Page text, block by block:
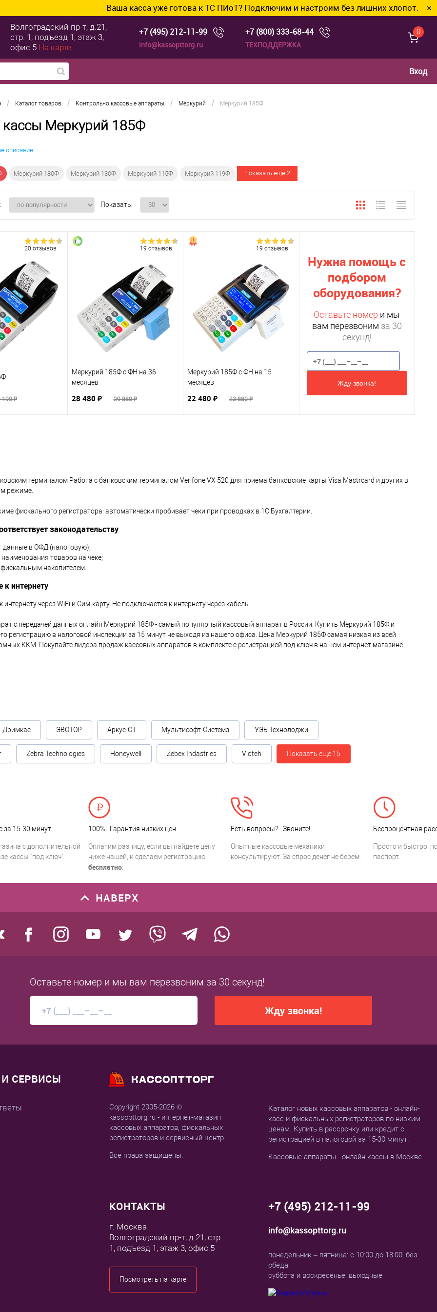
Ваша касса уже готова к ТС ПИоТ? Подключим и настроим без лишних хлопот. ✕
Волгоградский пр-т, д.21,
стр. 1, подъезд 1, этаж 3,
офис 5 На карте
+7 (495) 212-11-99
info@kassopttorg.ru
+7 (800) 333-68-44
ТЕХПОДДЕРЖКА
0
Вход
/ Каталог товаров / Контрольно кассовые аппараты / Меркурий / Меркурий 185Ф
Меркурий 185Ф
описание
Меркурий 180Ф Меркурий 130Ф Меркурий 115Ф Меркурий 119Ф Показать еще 2
Показать:
20 отзывов
190 ₽
19 отзывов
Меркурий 185Ф с ФН на 36
месяцев
28 480 ₽ 29 880 ₽
19 отзывов
Меркурий 185Ф с ФН на 15
месяцев
22 480 ₽ 23 880 ₽
Нужна помощь с
подбором
оборудования?
Оставьте номер и мы
вам перезвоним за 30
секунд!
Жду звонка!
терминалом Работа с банковским терминалом Verifone VX 520 для приема банковские карты Visa Mastrcard и других в
режиме.
фискального регистратора: автоматически пробивает чеки при проводках в 1С Бухгалтерии.
законодательству
данные в ОФД (налоговую);
наименования товаров на чеке;
накопителем.
интернету
интернету через WiFi и Сим-карту. Не подключается к интернету через кабель.
с передачей данных онлайн Меркурий 185Ф - самый популярный кассовый аппарат в России. Купить Меркурий 185Ф и
регистрацию в налоговой инспекции за 15 минут не выходя из нашего офиса. Цена Меркурий 185Ф самая низкая из всей
ККМ. Покупайте лидера продаж кассовых аппаратов в комплекте с регистрацией под ключ в нашем интернет магазине.
Дримкас ЭВОТОР Аркус-СТ Мультисофт-Системз УЭБ Технолоджи
Zebra Technologies Honeywell Zebex Indastries Vioteh Показать ещё 15
за 15-30 минут
с дополнительной
кассы "под ключ"
100% - Гарантия низких цен
Оплатим разницу, если вы найдете цену
ниже нашей, и сделаем регистрацию
бесплатно
Есть вопросы? - Звоните!
Опытные кассовые механики
консультируют. За спрос денег не берем.
Беспроцентная
Просто и быстро:
паспорт.
НАВЕРХ
Оставьте номер и мы вам перезвоним за 30 секунд!
Жду звонка!
СЕРВИСЫ
Copyright 2005-2026 ©
kassopttorg.ru - интернет-магазин
кассовых аппаратов, фискальных
регистраторов и сервисный центр.
Все права защищены.
Каталог новых кассовых аппаратов - онлайн-
касс и фискальных регистраторов по низким
ценам. Купить в рассрочку или кредит с
регистрацией в налоговой за 15-30 минут.
Кассовые аппараты - онлайн кассы в Москве
КОНТАКТЫ
г. Москва
Волгоградский пр-т, д.21, стр.
1, подъезд 1, этаж 3, офис 5
Посмотреть на карте
+7 (495) 212-11-99
info@kassopttorg.ru
понедельник – пятница: с 10:00 до 18:00, без
обеда
суббота и воскресенье: выходные